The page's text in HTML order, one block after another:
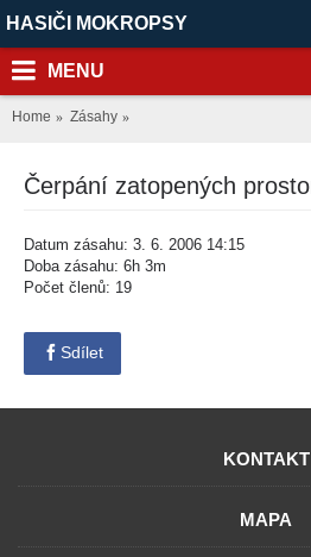
HASIČI MOKROPSY
MENU
Home Zásahy
Datum zásahu: 3. 6. 2006 14:15
Doba zásahu: 6h 3m
Počet členů: 19
Sdílet
KONTAKT
MAPA